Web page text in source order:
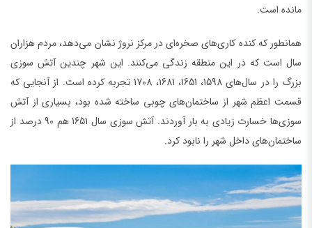
مانده است.
همانطور که کنده کاری‌های صخره‌ای در مرکز نروژ نشان می‌دهد، مردم هزاران
سال است که در این منطقه زندگی می‌کنند. این شهر چندین آتش سوزی
بزرگ را در سال‌های 1598، 1651، 1681، 1708 تجربه کرده است. از آنجایی که
قسمت اعظم شهر از ساختمان‌های چوبی ساخته شده بود، بسیاری از آتش
سوزی‌ها خسارت زیادی به بار آوردند. آتش سوزی سال 1651 هم 90 درصد از
ساختمان‌های داخل شهر را نابود کرد.